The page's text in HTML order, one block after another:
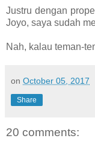
Justru dengan
Joyo, saya sudah
Nah, kalau teman-
on October 05, 2017
Share
20 comments: